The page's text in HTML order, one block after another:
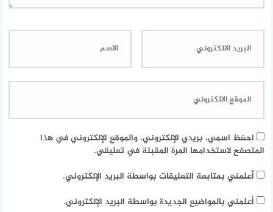
احفظ اسمي، بريدي الإلكتروني، والموقع الإلكتروني في هذا
المتصفح لاستخدامها المرة المقبلة في تعليقي.
أعلمني بمتابعة التعليقات بواسطة البريد الإلكتروني.
أعلمني بالمواضيع الجديدة بواسطة البريد الإلكتروني.